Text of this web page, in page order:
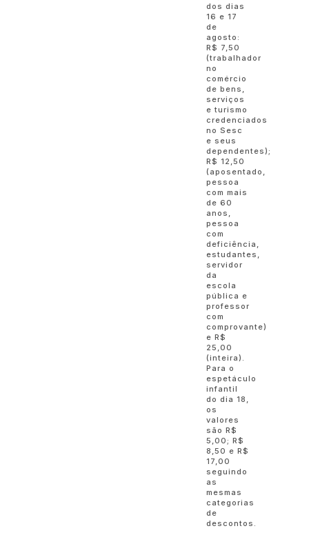
dos dias
16 e 17
de
agosto:
R$ 7,50
(trabalhador
no
comércio
de bens,
serviços
e turismo
credenciados
no Sesc
e seus
dependentes);
R$ 12,50
(aposentado,
pessoa
com mais
de 60
anos,
pessoa
com
deficiência,
estudantes,
servidor
da
escola
pública e
professor
com
comprovante)
e R$
25,00
(inteira).
Para o
espetáculo
infantil
do dia 18,
os
valores
são R$
5,00; R$
8,50 e R$
17,00
seguindo
as
mesmas
categorias
de
descontos.